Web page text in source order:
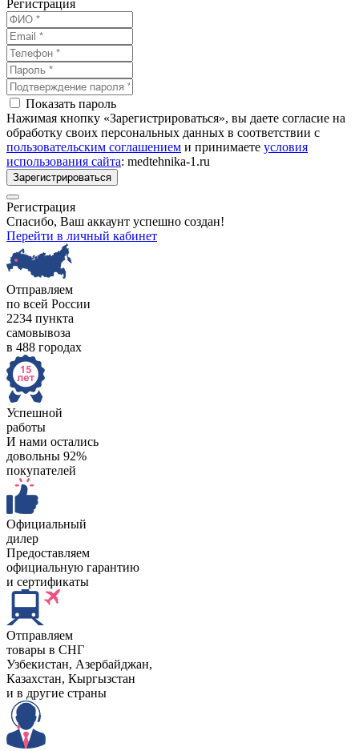
Регистрация
Показать пароль
Нажимая кнопку «Зарегистрироваться», вы даете согласие на
обработку своих персональных данных в соответствии с
пользовательским соглашением и принимаете условия
использования сайта: medtehnika-1.ru
Зарегистрироваться
Регистрация
Спасибо, Ваш аккаунт успешно создан!
Перейти в личный кабинет
Отправляем
по всей России
2234 пункта
самовывоза
в 488 городах
Успешной
работы
И нами остались
довольны 92%
покупателей
Официальный
дилер
Предоставляем
официальную гарантию
и сертификаты
Отправляем
товары в СНГ
Узбекистан, Aзербайджан,
Казахстан, Кыргызстан
и в другие страны